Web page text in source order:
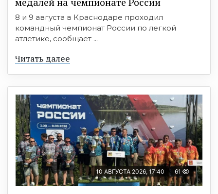
8 и 9 августа в Краснодаре проходил
командный чемпионат России по легкой
атлетике, сообщает ...
Читать далее
10 АВГУСТА 2026, 17:40 61